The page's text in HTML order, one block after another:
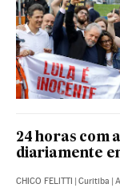
24 horas com
diariamente
CHICO FELITTI | Curitiba |